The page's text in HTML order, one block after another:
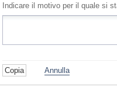
Indicare il motivo per il quale si
Annulla